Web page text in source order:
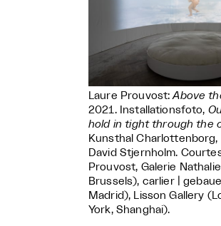
Laure Prouvost:Above
2021. Installationsfoto,
hold in tight through the
Kunsthal Charlottenborg,
David Stjernholm.
Prouvost, Galerie
Brussels), carlier |
Madrid), Lisson Gallery
York, Shanghai).